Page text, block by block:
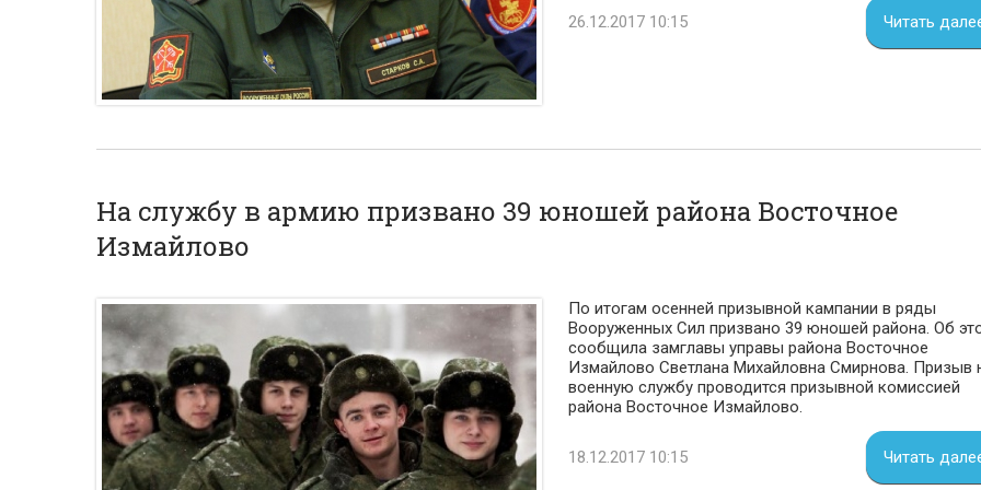
26.12.2017 10:15 Читать
На службу в армию призвано 39 юношей района Восточное
Измайлово
По итогам осенней призывной кампании в ряды
Вооруженных Сил призвано 39 юношей района. Об
сообщила замглавы управы района Восточное
Измайлово Светлана Михайловна Смирнова. Призыв
военную службу проводится призывной комиссией
района Восточное Измайлово.
18.12.2017 10:15 Читать